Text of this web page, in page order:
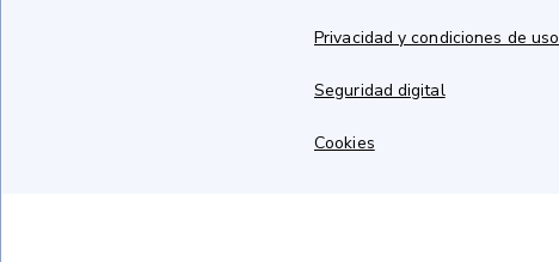
Privacidad y condiciones de uso
Seguridad digital
Cookies